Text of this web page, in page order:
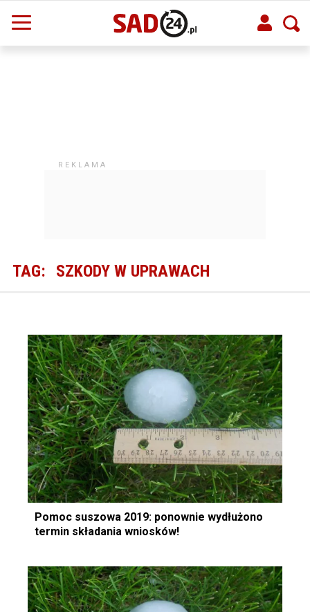
TAG: SZKODY W UPRAWACH
Pomoc suszowa 2019: ponownie wydłużono
termin składania wniosków!